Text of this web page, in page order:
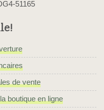
51165
de vente
boutique en ligne